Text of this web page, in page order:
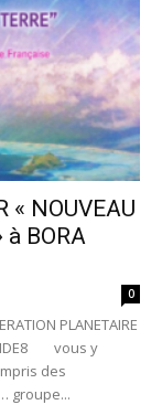
« NOUVEAU
à BORA
0
PLANETAIRE
vous y
des
groupe...